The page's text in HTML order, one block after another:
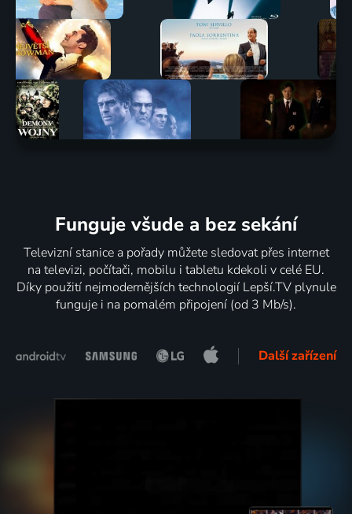
Funguje všude a bez sekání
Televizní stanice a pořady můžete sledovat přes internet
na televizi, počítači, mobilu i tabletu kdekoli v celé EU.
Díky použití nejmodernějších technologií Lepší.TV plynule
funguje i na pomalém připojení (od 3 Mb/s).
Další zařízení